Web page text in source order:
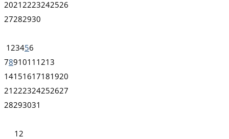
2021 2223242526
27282930
1 23456
7891011 1213
14151617181920
21 222324252627
28293031
1 2